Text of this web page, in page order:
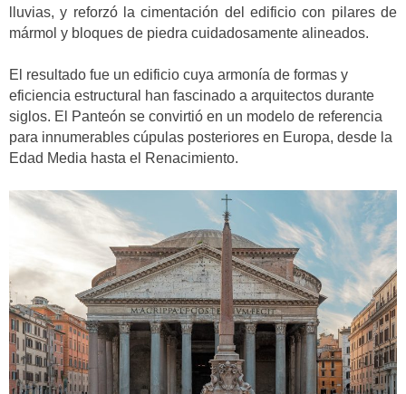
lluvias, y reforzó la cimentación del edificio con pilares de
mármol y bloques de piedra cuidadosamente alineados.
El resultado fue un edificio cuya armonía de formas y
eficiencia estructural han fascinado a arquitectos durante
siglos. El Panteón se convirtió en un modelo de referencia
para innumerables cúpulas posteriores en Europa, desde la
Edad Media hasta el Renacimiento.